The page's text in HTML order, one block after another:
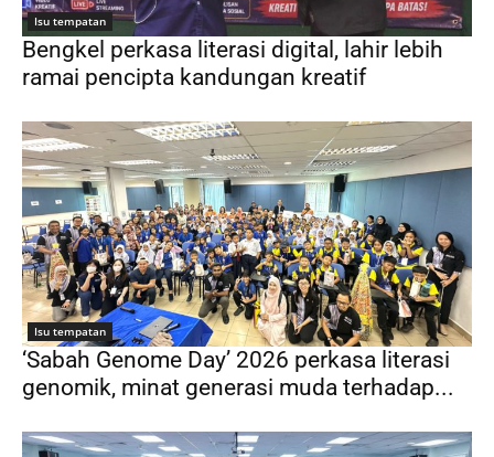
Isu tempatan
Bengkel perkasa literasi digital, lahir lebih
ramai pencipta kandungan kreatif
Isu tempatan
‘Sabah Genome Day’ 2026 perkasa literasi
genomik, minat generasi muda terhadap...